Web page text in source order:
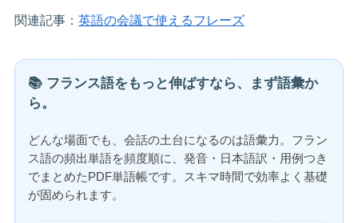
関連記事：英語の会議で使えるフレーズ
📚 フランス語をもっと伸ばすなら、まず語彙か
ら。
どんな場面でも、会話の土台になるのは語彙力。フラン
ス語の頻出単語を頻度順に、発音・日本語訳・用例つき
でまとめたPDF単語帳です。スキマ時間で効率よく基礎
が固められます。